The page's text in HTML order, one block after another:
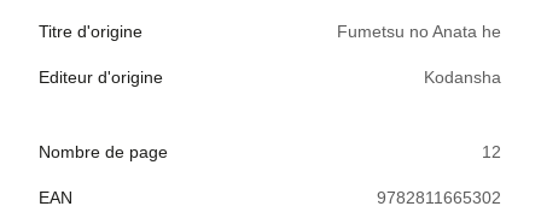
Titre d'origine Fumetsu no Anata he
Editeur d'origine Kodansha
Nombre de page 12
EAN 9782811665302